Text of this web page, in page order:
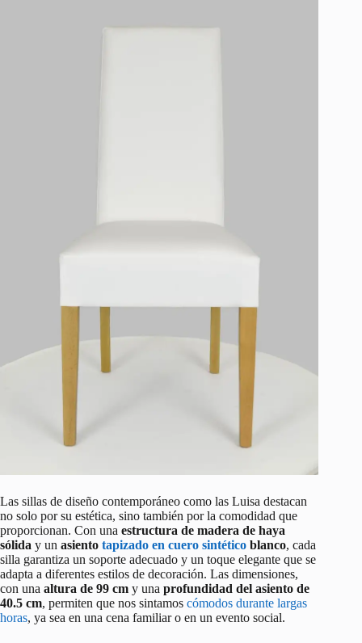
Las sillas de diseño contemporáneo como las Luisa destacan
no solo por su estética, sino también por la comodidad que
proporcionan. Con una estructura de madera de haya
sólida y un asiento tapizado en cuero sintético blanco, cada
silla garantiza un soporte adecuado y un toque elegante que se
adapta a diferentes estilos de decoración. Las dimensiones,
con una altura de 99 cm y una profundidad del asiento de
40.5 cm, permiten que nos sintamos cómodos durante largas
horas, ya sea en una cena familiar o en un evento social.